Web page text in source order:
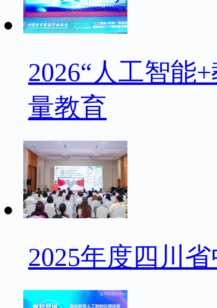
2026“人工智能
量教育
2025年度四川